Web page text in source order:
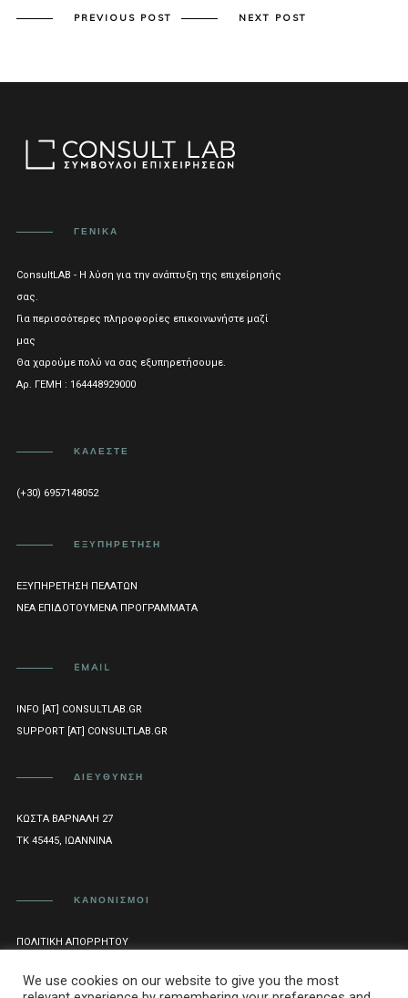
PREVIOUS POST NEXT POST
ΓΕΝΙΚΑ
ConsultLAB - Η λύση για την ανάπτυξη της επιχείρησής
σας.
Για περισσότερες πληροφορίες επικοινωνήστε μαζί
μας
Θα χαρούμε πολύ να σας εξυπηρετήσουμε.
Αρ. ΓΕΜΗ : 164448929000
ΚΑΛΈΣΤΕ
(+30) 6957148052
ΕΞΥΠΗΡΈΤΗΣΗ
ΕΞΥΠΗΡΈΤΗΣΗ ΠΕΛΑΤΏΝ
ΝΈΑ ΕΠΙΔΟΤΟΎΜΕΝΑ ΠΡΟΓΡΆΜΜΑΤΑ
EMAIL
INFO [AT] CONSULTLAB.GR
SUPPORT [AT] CONSULTLAB.GR
ΔΙΕΎΘΥΝΣΗ
ΚΏΣΤΑ ΒΆΡΝΑΛΗ 27
ΤΚ 45445, ΙΩΆΝΝΙΝΑ
ΚΑΝΟΝΙΣΜΟΊ
ΠΟΛΙΤΙΚΉ ΑΠΟΡΡΉΤΟΥ
We use cookies on our website to give you the most